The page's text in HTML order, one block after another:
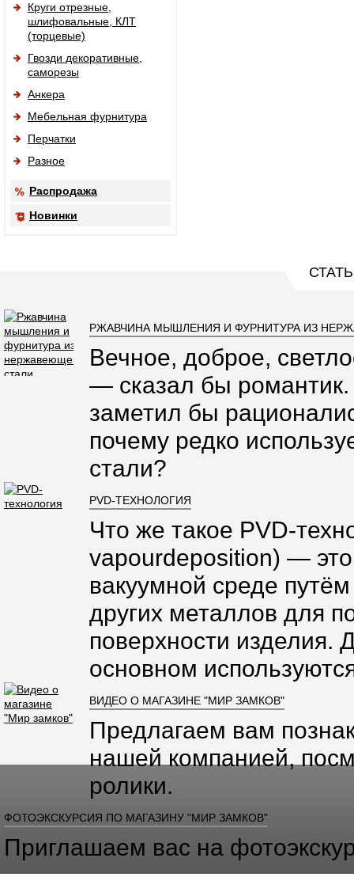
Круги отрезные,
шлифовальные, КЛТ
(торцевые)
Гвозди декоративные,
саморезы
Анкера
Мебельная фурнитура
Перчатки
Разное
Распродажа
Новинки
РЖАВЧИНА МЫШЛЕНИЯ И ФУРНИТУРА ИЗ
Вечное, доброе,
— сказал бы
заметил бы
почему редко
стали?
PVD-ТЕХНОЛОГИЯ
Что же такое PVD-
vapourdeposition) —
вакуумной среде
других металлов для
поверхности изделия.
основном
ВИДЕО О МАГАЗИНЕ "МИР ЗАМКОВ"
Предлагаем вам
нашей компанией,
ролики.
ФОТОЭКСКУРСИЯ ПО МАГАЗИНУ "МИР ЗАМКОВ"
Приглашаем вас на